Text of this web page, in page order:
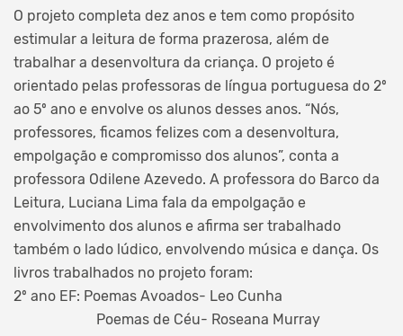
O projeto completa dez anos e tem como propósito
estimular a leitura de forma prazerosa, além de
trabalhar a desenvoltura da criança. O projeto é
orientado pelas professoras de língua portuguesa do 2º
ao 5º ano e envolve os alunos desses anos. “Nós,
professores, ficamos felizes com a desenvoltura,
empolgação e compromisso dos alunos”, conta a
professora Odilene Azevedo. A professora do Barco da
Leitura, Luciana Lima fala da empolgação e
envolvimento dos alunos e afirma ser trabalhado
também o lado lúdico, envolvendo música e dança. Os
livros trabalhados no projeto foram:
2º ano EF: Poemas Avoados- Leo Cunha
Poemas de Céu- Roseana Murray